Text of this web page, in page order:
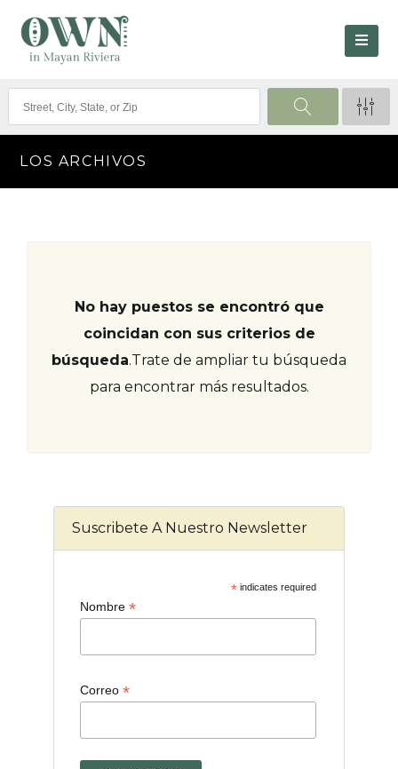
LOS ARCHIVOS
No hay puestos se encontró que
coincidan con sus criterios de
búsqueda.Trate de ampliar tu búsqueda
para encontrar más resultados.
Suscribete A Nuestro Newsletter
*indicates required
Nombre *
Correo *